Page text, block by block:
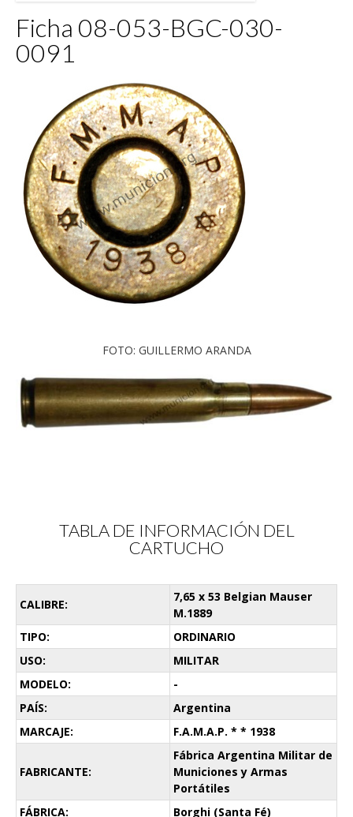
Ficha 08-053-BGC-030-
0091
FOTO: GUILLERMO ARANDA
TABLA DE INFORMACIÓN DEL
CARTUCHO
CALIBRE:
7,65 x 53 Belgian Mauser
M.1889
TIPO:
ORDINARIO
USO:
MILITAR
MODELO:
-
PAÍS:
Argentina
MARCAJE:
F.A.M.A.P. * * 1938
FABRICANTE:
Fábrica Argentina Militar de
Municiones y Armas
Portátiles
FÁBRICA:
Borghi (Santa Fé)